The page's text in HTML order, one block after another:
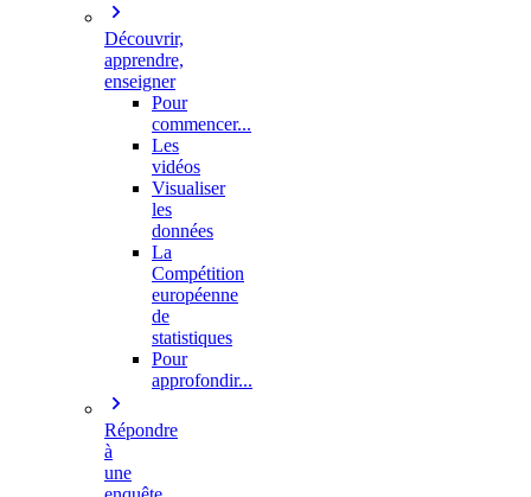
Découvrir,
apprendre,
enseigner
Pour
commencer...
Les
vidéos
Visualiser
les
données
La
Compétition
européenne
de
statistiques
Pour
approfondir...
Répondre
à
une